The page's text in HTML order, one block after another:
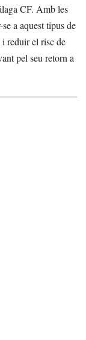
CF. Amb les
a aquest tipus de
reduir el risc de
pel seu retorn a